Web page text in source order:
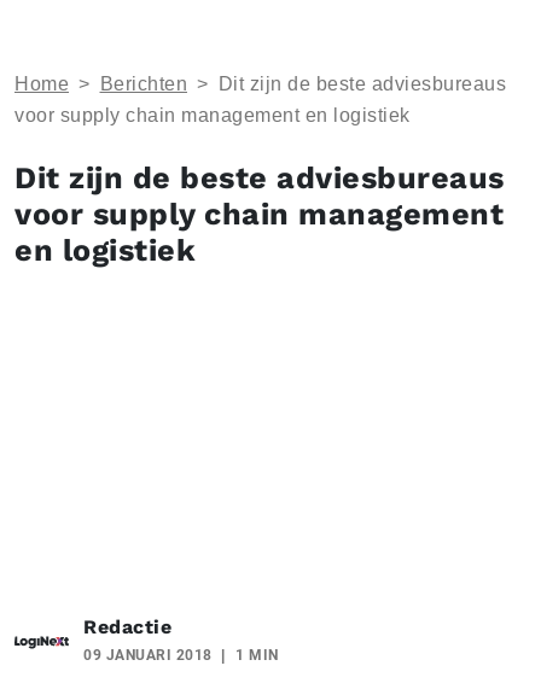
Home > Berichten >
Dit zijn de beste adviesbureaus
voor supply chain management en logistiek
Dit zijn de beste adviesbureaus
voor supply chain management
en logistiek
Redactie
09 JANUARI 2018 1 MIN